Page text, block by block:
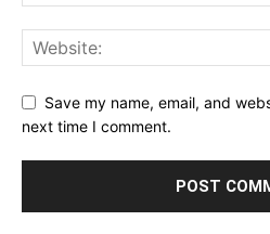
Save my name, email, and
next time I comment.